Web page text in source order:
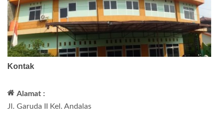
Kontak
Alamat :
Jl. Garuda II Kel. Andalas